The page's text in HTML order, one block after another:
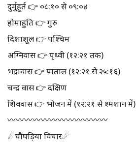
दुर्मुहूर्त 👉 ०८:१० से ०९:०४
होमाहुति 👉 गुरु
दिशाशूल 👉 पश्चिम
अग्निवास 👉 पृथ्वी (१२:२१ तक)
भद्रावास 👉 पाताल (१२:२१ से २५:१६)
चन्द्र वास 👉 दक्षिण
शिववास 👉 भोजन में (१२:२१ से श्मशान में)
〰️〰️〰️〰️〰️〰️〰️〰️〰️〰️〰️〰️
☄चौघड़िया विचार☄